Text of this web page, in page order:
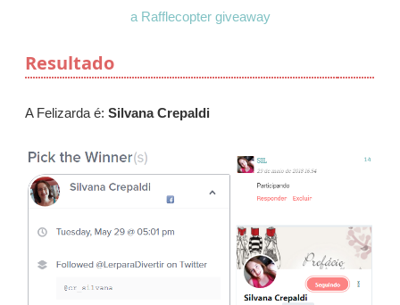
a Rafflecopter giveaway
Resultado
A Felizarda é: Silvana Crepaldi